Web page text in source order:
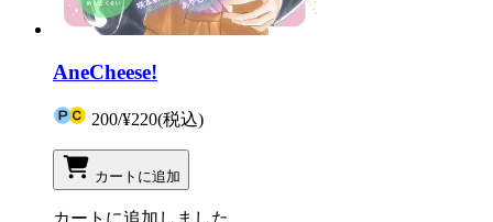
AneCheese!
200/¥220(税込)
カートに追加
カートに追加しました